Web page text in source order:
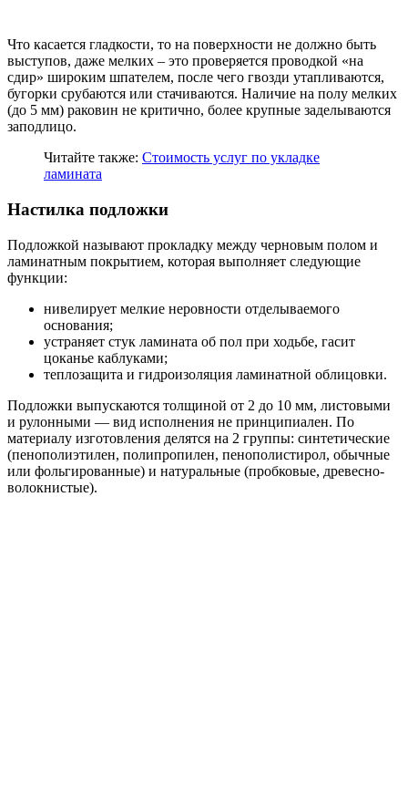
Что касается гладкости, то на поверхности не должно быть
выступов, даже мелких – это проверяется проводкой «на
сдир» широким шпателем, после чего гвозди утапливаются,
бугорки срубаются или стачиваются. Наличие на полу мелких
(до 5 мм) раковин не критично, более крупные заделываются
заподлицо.
Читайте также: Стоимость услуг по укладке
ламината
Настилка подложки
Подложкой называют прокладку между черновым полом и
ламинатным покрытием, которая выполняет следующие
функции:
нивелирует мелкие неровности отделываемого
основания;
устраняет стук ламината об пол при ходьбе, гасит
цоканье каблуками;
теплозащита и гидроизоляция ламинатной облицовки.
Подложки выпускаются толщиной от 2 до 10 мм, листовыми
и рулонными — вид исполнения не принципиален. По
материалу изготовления делятся на 2 группы: синтетические
(пенополиэтилен, полипропилен, пенополистирол, обычные
или фольгированные) и натуральные (пробковые, древесно-
волокнистые).